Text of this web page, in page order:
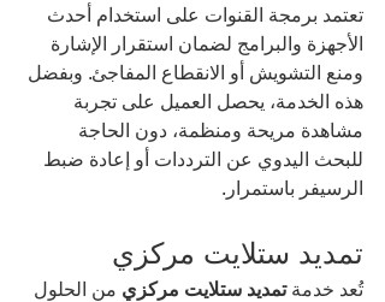
تعتمد برمجة القنوات على استخدام أحدث
الأجهزة والبرامج لضمان استقرار الإشارة
ومنع التشويش أو الانقطاع المفاجئ. وبفضل
هذه الخدمة، يحصل العميل على تجربة
مشاهدة مريحة ومنظمة، دون الحاجة
للبحث اليدوي عن الترددات أو إعادة ضبط
الرسيفر باستمرار.
تمديد ستلايت مركزي
تُعد خدمة تمديد ستلايت مركزي من الحلول